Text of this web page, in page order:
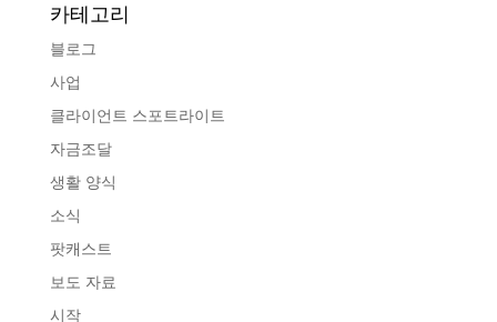
카테고리
블로그
사업
클라이언트 스포트라이트
자금조달
생활 양식
소식
팟캐스트
보도 자료
시작